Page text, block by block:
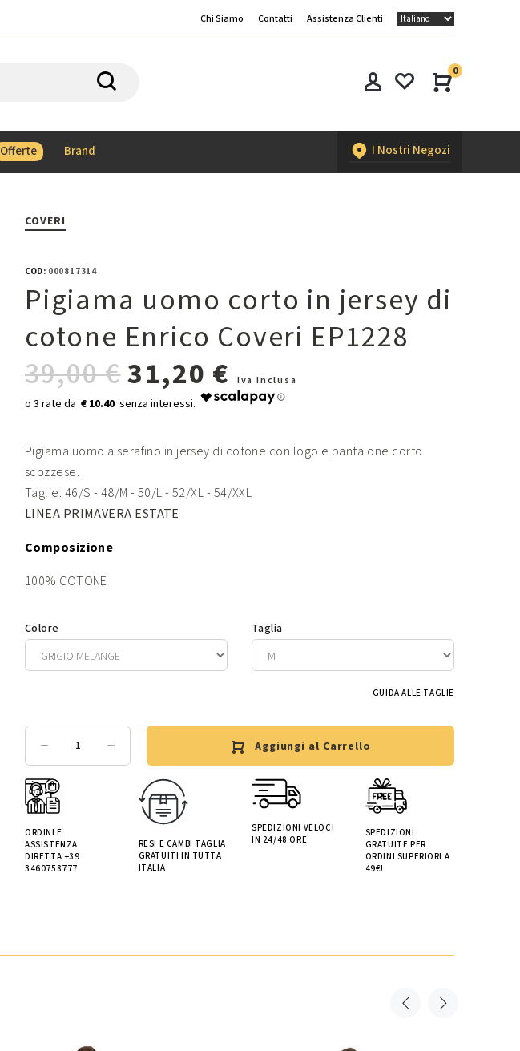
Chi Siamo Contatti Assistenza Clienti
0
Offerte Brand I Nostri Negozi
COVERI
COD:000817314
Pigiama uomo corto in jersey di
cotone Enrico Coveri EP1228
39,00 €31,20 € Iva Inclusa
€ 10.40
Pigiama uomo a serafino in jersey di cotone con logo e pantalone corto
scozzese.
Taglie: 46/S - 48/M - 50/L - 52/XL - 54/XXL
LINEA PRIMAVERA ESTATE
Composizione
100% COTONE
Colore Taglia
GUIDA ALLE TAGLIE
Aggiungi al Carrello
ORDINI E
ASSISTENZA
DIRETTA +39
3460758777
RESI E CAMBI TAGLIA
GRATUITI IN TUTTA
ITALIA
SPEDIZIONI VELOCI
IN 24/48 ORE
SPEDIZIONI
GRATUITE PER
ORDINI SUPERIORI A
49€!